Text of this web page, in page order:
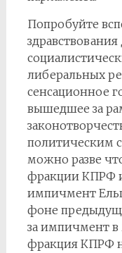
Попробуйте
либеральных
сенсационное
вышедшее за
политическим
можно разве
фракции КПРФ
импичмент
фоне
за импичмент в
фракция КПРФ